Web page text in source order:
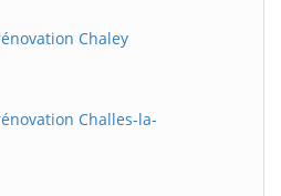
Chaley
Challes-la-